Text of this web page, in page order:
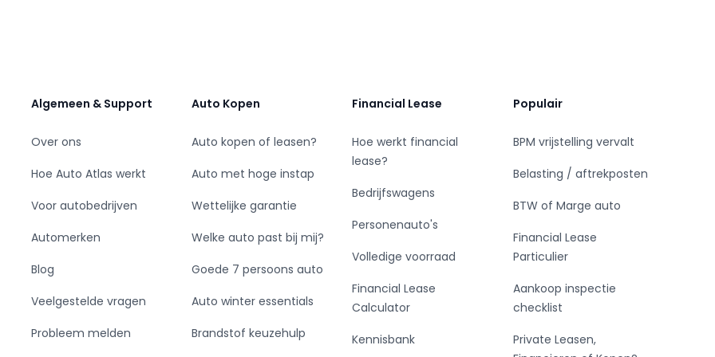
Algemeen & Support
Over ons
Hoe Auto Atlas werkt
Voor autobedrijven
Automerken
Blog
Veelgestelde vragen
Probleem melden
Auto Kopen
Auto kopen of leasen?
Auto met hoge instap
Wettelijke garantie
Welke auto past bij mij?
Goede 7 persoons auto
Auto winter essentials
Brandstof keuzehulp
Financial Lease
Hoe werkt financial
lease?
Bedrijfswagens
Personenauto's
Volledige voorraad
Financial Lease
Calculator
Kennisbank
Populair
BPM vrijstelling vervalt
Belasting / aftrekposten
BTW of Marge auto
Financial Lease
Particulier
Aankoop inspectie
checklist
Private Leasen,